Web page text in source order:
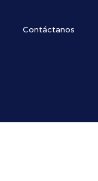
Contáctanos